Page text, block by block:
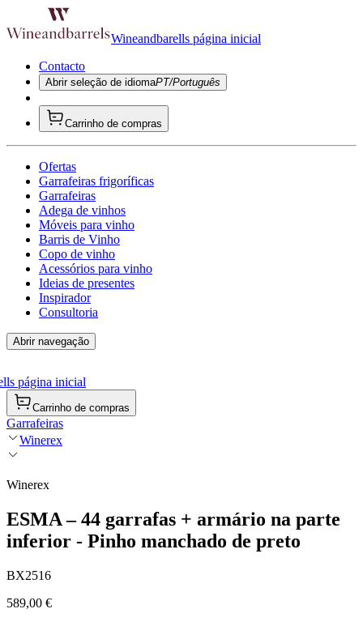
Wineandbarells página inicial
Contacto
Abrir seleção de idiomaPT/Português
Carrinho de compras
Ofertas
Garrafeiras frigoríficas
Garrafeiras
Adega de vinhos
Móveis para vinho
Barris de Vinho
Copo de vinho
Acessórios para vinho
Ideias de presentes
Inspirador
Consultoria
Abrir navegação
página inicial
Carrinho de compras
Garrafeiras
Winerex
Winerex
ESMA – 44 garrafas + armário na parte
inferior - Pinho manchado de preto
BX2516
589,00 €